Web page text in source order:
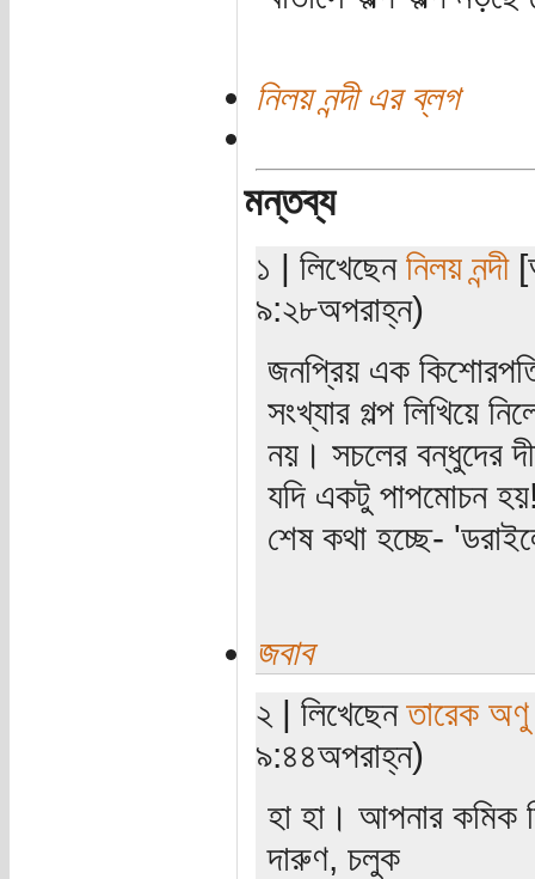
নিলয় নন্দী এর ব্লগ
মন্তব্য
১ | লিখেছেন নিলয় নন্দী
৯:২৮অপরাহ্ন)
জনপ্রিয় এক
সংখ্যার গল্প লিখিয়ে
নয়। সচলের বন্ধুদের
যদি একটু পাপমোচন
শেষ কথা হচ্ছে-
জবাব
২ | লিখেছেনতারেক অণু
৯:৪৪অপরাহ্ন)
হা হা। আপনার কমিক
দারুণ, চলুক